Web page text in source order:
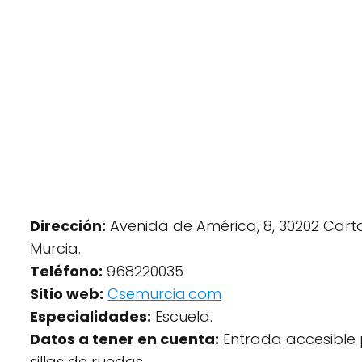
Dirección: Avenida de América, 8, 30202
Murcia.
Teléfono: 968220035
Sitio web: Csemurcia.com
Especialidades: Escuela.
Datos a tener en cuenta: Entrada accesible